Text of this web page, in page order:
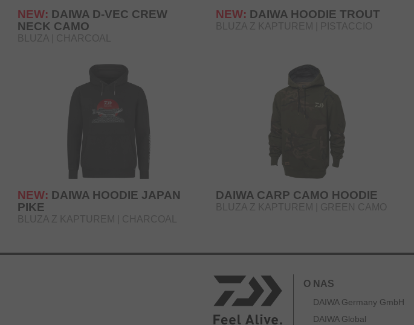
NEW: DAIWA D-VEC CREW
NECK CAMO
BLUZA | CHARCOAL
NEW: DAIWA HOODIE TROUT
BLUZA Z KAPTUREM | PISTACCIO
NEW: DAIWA HOODIE JAPAN
PIKE
BLUZA Z KAPTUREM | CHARCOAL
DAIWA CARP CAMO HOODIE
BLUZA Z KAPTUREM | GREEN CAMO
O NAS
DAIWA Germany GmbH
DAIWA Global